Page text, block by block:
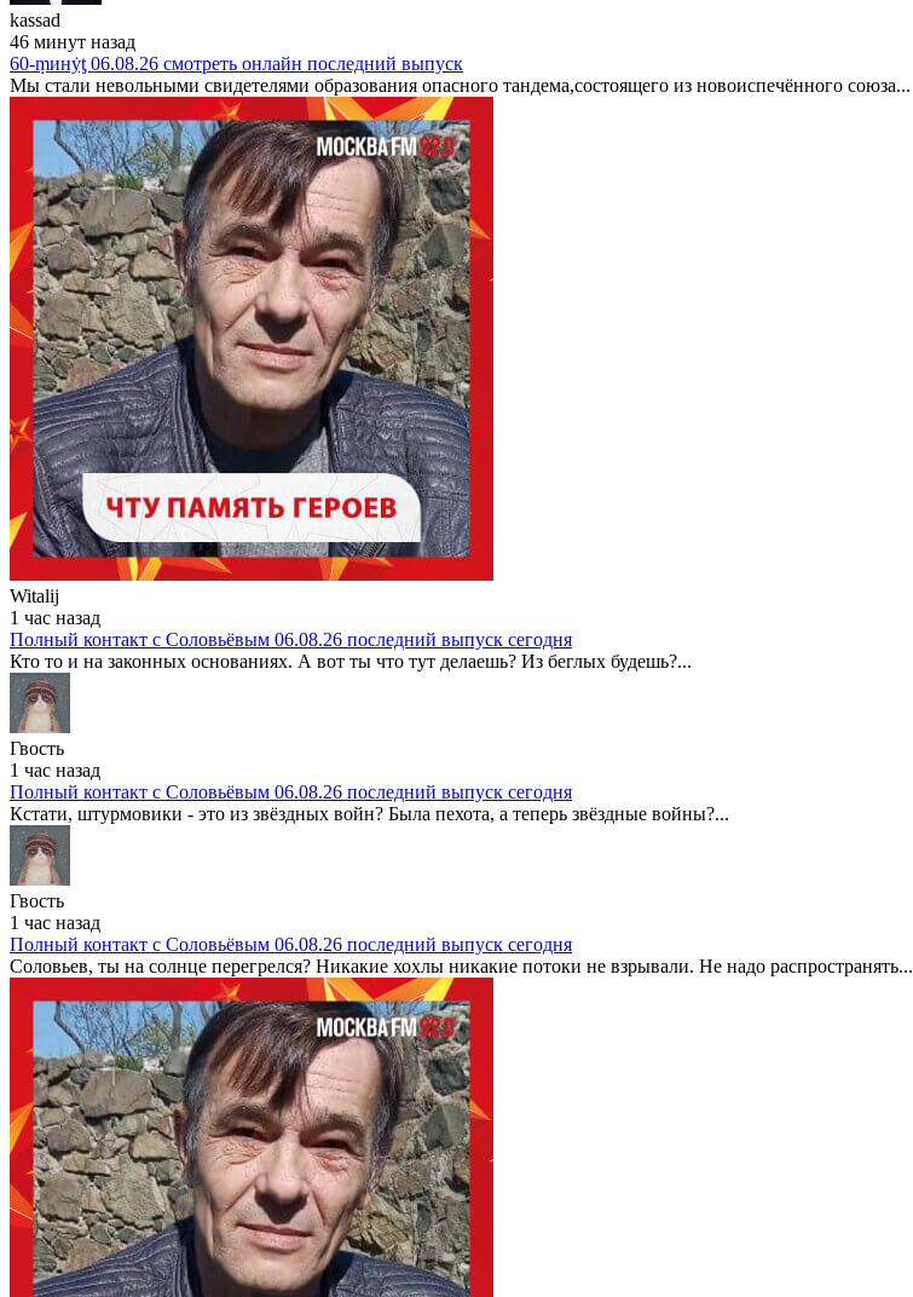
kassad
46 минут назад
60-ṃинẏƫ 06.08.26 смотреть онлайн последний выпуск
Мы стали невольными свидетелями образования опасного тандема,состоящего из новоиспечённого союза...
Witalij
1 час назад
Полный контакт с Соловьёвым 06.08.26 последний выпуск сегодня
Кто то и на законных основаниях. А вот ты что тут делаешь? Из беглых будешь?...
Гвость
1 час назад
Полный контакт с Соловьёвым 06.08.26 последний выпуск сегодня
Кстати, штурмовики - это из звёздных войн? Была пехота, а теперь звёздные войны?...
Гвость
1 час назад
Полный контакт с Соловьёвым 06.08.26 последний выпуск сегодня
Соловьев, ты на солнце перегрелся? Никакие хохлы никакие потоки не взрывали. Не надо распространять...